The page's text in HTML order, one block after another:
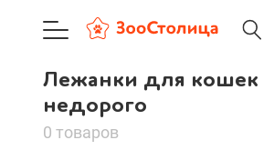
Лежанки для кошек
недорого
0 товаров
Лежанки для кошек
недорого
г. Москва